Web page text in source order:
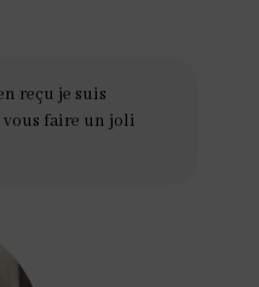
reçu je suis
vous faire un joli